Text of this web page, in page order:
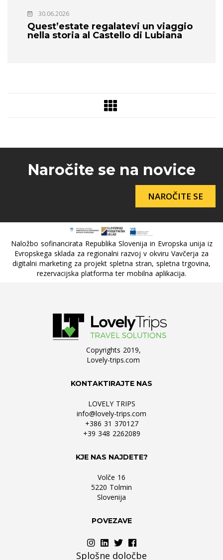
30.06.2026
Quest’estate regalatevi un viaggio
nella storia al Castello di Lubiana
Naročite se na novice
NAROČITE SE
Naložbo sofinancirata Republika Slovenija in Evropska unija iz
Evropskega sklada za regionalni razvoj v okviru Vavčerja za
digitalni marketing za projekt spletna stran, spletna trgovina,
rezervacijska platforma ter mobilna aplikacija.
Copyrights 2019,
Lovely-trips.com
KONTAKTIRAJTE NAS
LOVELY TRIPS
info@lovely-trips.com
+386 31 370127
+39 348 2262089
KJE NAS NAJDETE?
Volče 16
5220 Tolmin
Slovenija
POVEZAVE
Splošne določbe